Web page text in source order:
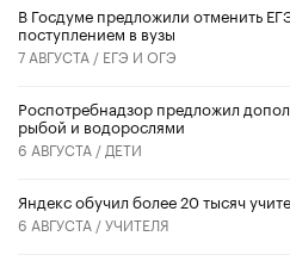
В Госдуме предложили отменить
поступлением в вузы
7 АВГУСТА / ЕГЭ И ОГЭ
Роспотребнадзор предложил
рыбой и водорослями
6 АВГУСТА / ДЕТИ
​Яндекс обучил более 20 тысяч
6 АВГУСТА /УЧИТЕЛЯ